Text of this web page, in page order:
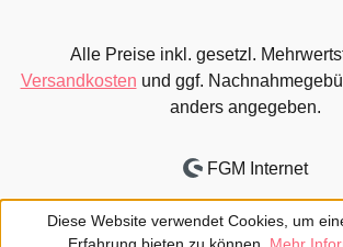
Alle Preise inkl. gesetzl.
Versandkosten und ggf.
anders angegeben.
FGM Internet
Diese Website verwendet Cookies, um